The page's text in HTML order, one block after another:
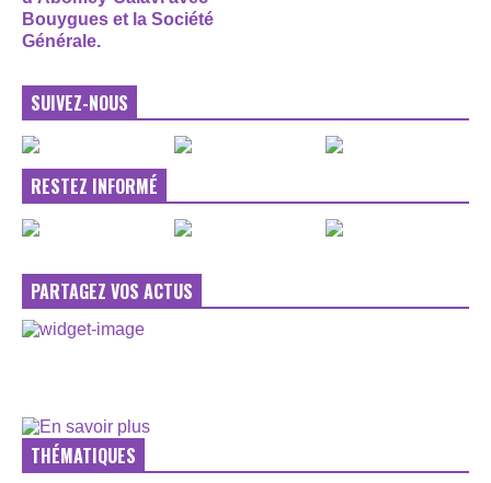
Bouygues et la Société
Générale.
SUIVEZ-NOUS
RESTEZ INFORMÉ
PARTAGEZ VOS ACTUS
THÉMATIQUES